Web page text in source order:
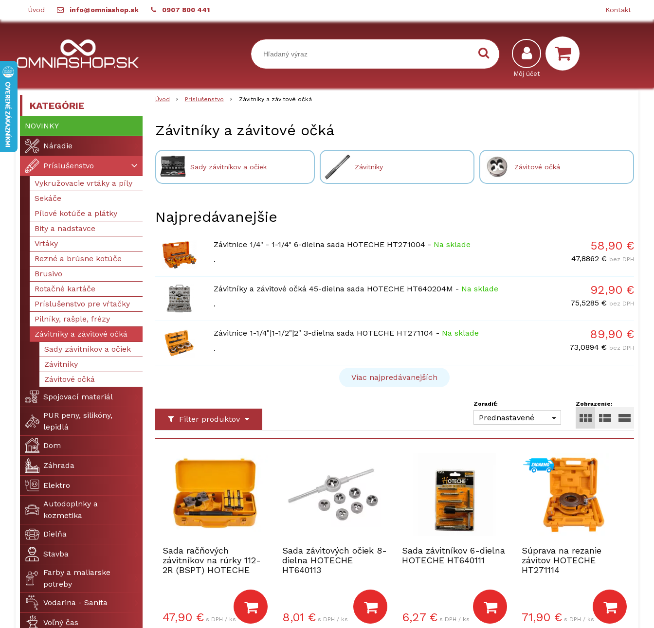
Úvod info@omniashop.sk 0907 800 441 Kontakt
Úvod Príslušenstvo Závitníky a závitové očká
Závitníky a závitové očká
Sady závitníkov a očiek Závitníky Závitové očká
Najpredávanejšie
Závitnice 1/4" - 1-1/4" 6-dielna sada HOTECHE HT271004 - Na sklade
.
58,90 €
47,8862 € bez DPH
Závitníky a závitové očká 45-dielna sada HOTECHE HT640204M - Na sklade
.
92,90 €
75,5285 € bez DPH
Závitnice 1-1/4"|1-1/2"|2" 3-dielna sada HOTECHE HT271104 - Na sklade
.
89,90 €
73,0894 € bez DPH
Viac najpredávanejších
Filter produktov
Zobrazenie:
Zoradiť:
Prednastavené
Sada račňových
závitníkov na rúrky 112-
2R (BSPT) HOTECHE
47,90 € s DPH / ks
Sada závitových očiek 8-
dielna HOTECHE
HT640113
8,01 € s DPH / ks
Sada závitníkov 6-dielna
HOTECHE HT640111
6,27 € s DPH / ks
Súprava na rezanie
závitov HOTECHE
HT271114
71,90 € s DPH / ks
KATEGÓRIE
NOVINKY
Náradie
Príslušenstvo
Vykružovacie vrtáky a píly
Sekáče
Pílové kotúče a plátky
Bity a nadstavce
Vrtáky
Rezné a brúsne kotúče
Brusivo
Rotačné kartáče
Príslušenstvo pre vŕtačky
Pilníky, rašple, frézy
Závitníky a závitové očká
Sady závitníkov a očiek
Závitníky
Závitové očká
Spojovací materiál
PUR peny, silikóny,
lepidlá
Dom
Záhrada
Elektro
Autodoplnky a
kozmetika
Dielňa
Stavba
Farby a maliarske
potreby
Vodarina - Sanita
Voľný čas